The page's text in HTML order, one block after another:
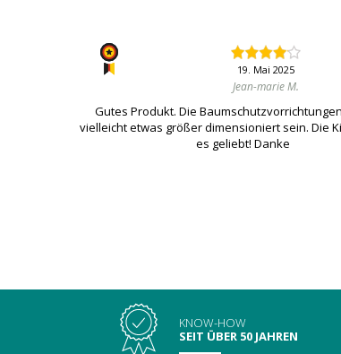
19. Mai 2025
Jean-marie M.
Gutes Produkt. Die
vielleicht etwas größer dimensioniert sein. Die
es geliebt! Danke
KNOW-HOW
SEIT ÜBER 50 JAHREN